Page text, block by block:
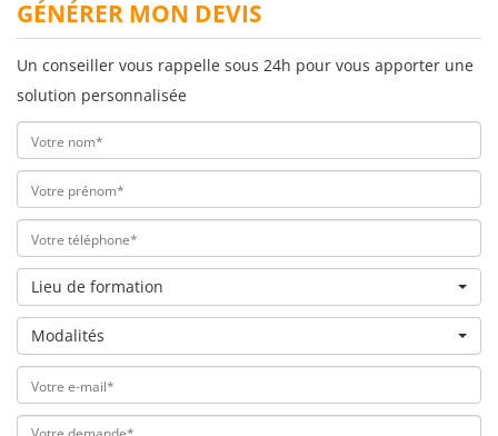
GÉNÉRER MON DEVIS
Un conseiller vous rappelle sous 24h pour vous apporter une
solution personnalisée
Lieu de formation
Modalités